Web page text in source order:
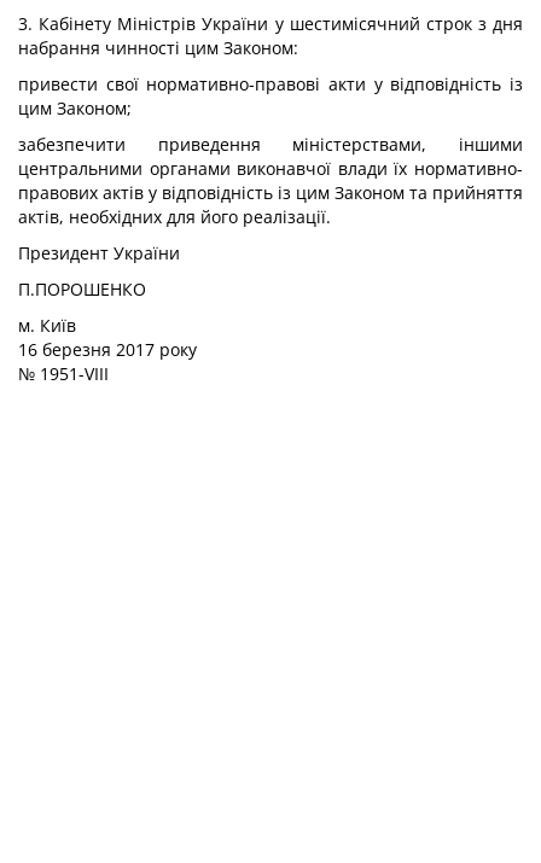
3. Кабінету Міністрів України у шестимісячний строк з дня
набрання чинності цим Законом:
привести свої нормативно-правові акти у відповідність із
цим Законом;
забезпечити приведення міністерствами, іншими
центральними органами виконавчої влади їх нормативно-
правових актів у відповідність із цим Законом та прийняття
актів, необхідних для його реалізації.
Президент України
П.ПОРОШЕНКО
м. Київ
16 березня 2017 року
№ 1951-VIII